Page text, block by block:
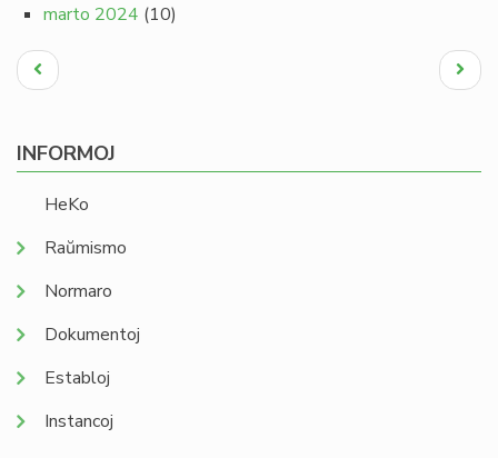
marto 2024 (10)
Pagination
Antaŭa
paĝo
Next
page
INFORMOJ
HeKo
Raŭmismo
Normaro
Dokumentoj
Establoj
Instancoj